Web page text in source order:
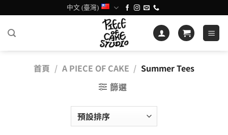
to
content
中文 (臺灣)
首頁 / A PIECE OF CAKE / Summer Tees
篩選